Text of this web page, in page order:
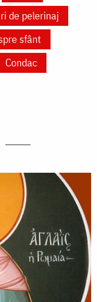
de pelerinaj
sfânt
Condac